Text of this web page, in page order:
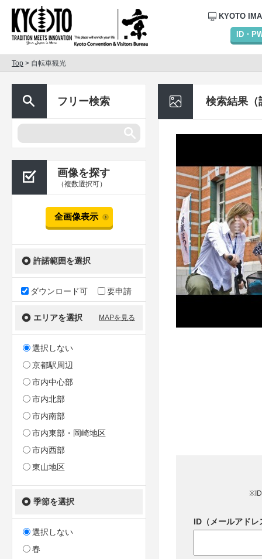
KYOTO
ID・
Top > 自転車観光
フリー検索
画像を探す
（複数選択可）
全画像表示
許諾範囲を選択
ダウンロード可 要申請
エリアを選択 MAPを見る
選択しない
京都駅周辺
市内中心部
市内北部
市内南部
市内東部・岡崎地区
市内西部
東山地区
季節を選択
選択しない
春
検索結果（
※ID
ID（メールアドレ